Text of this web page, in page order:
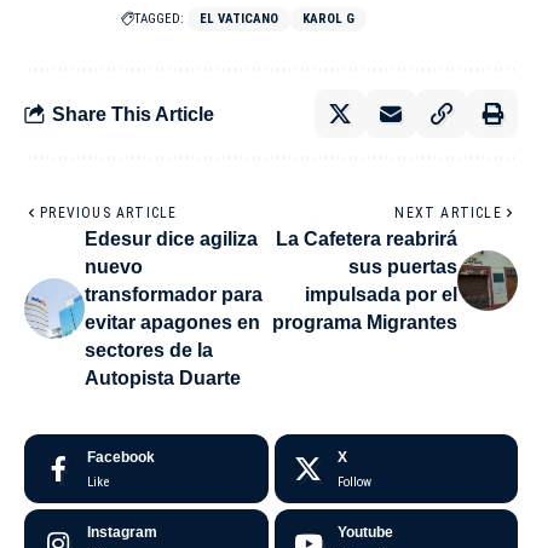
TAGGED: EL VATICANO KAROL G
Share This Article
PREVIOUS ARTICLE
Edesur dice agiliza
nuevo
transformador para
evitar apagones en
sectores de la
Autopista Duarte
NEXT ARTICLE
La Cafetera reabrirá
sus puertas
impulsada por el
programa Migrantes
Facebook
Like
X
Follow
Instagram Youtube